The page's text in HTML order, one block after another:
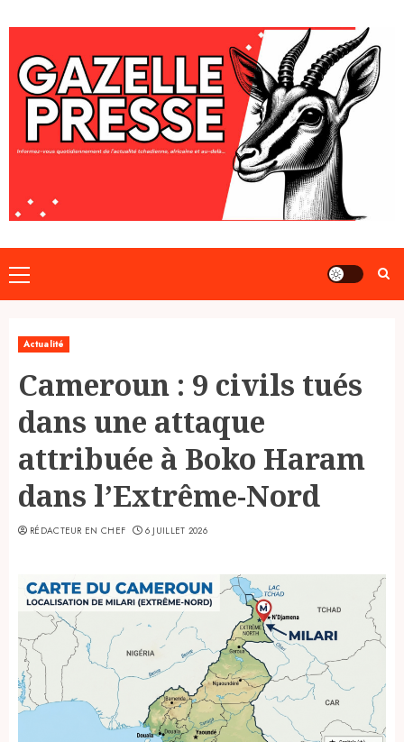
to
content
Primary
Menu
Actualité
Cameroun : 9 civils tués
dans une attaque
attribuée à Boko Haram
dans l’Extrême-Nord
RÉDACTEUR EN CHEF 6 JUILLET 2026